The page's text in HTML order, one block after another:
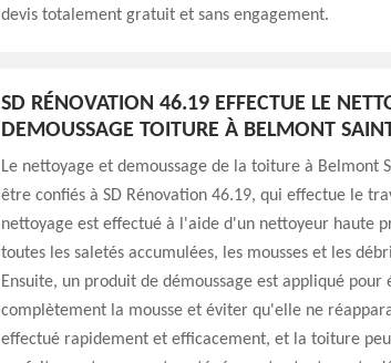
devis totalement gratuit et sans engagement.
SD RÉNOVATION 46.19 EFFECTUE LE
DEMOUSSAGE TOITURE À BELMONT
Le nettoyage et demoussage de la toiture à Belmont
être confiés à SD Rénovation 46.19, qui effectue le
nettoyage est effectué à l'aide d'un nettoyeur haute
toutes les saletés accumulées, les mousses et les
Ensuite, un produit de démoussage est appliqué pour
complètement la mousse et éviter qu'elle ne
effectué rapidement et efficacement, et la toiture